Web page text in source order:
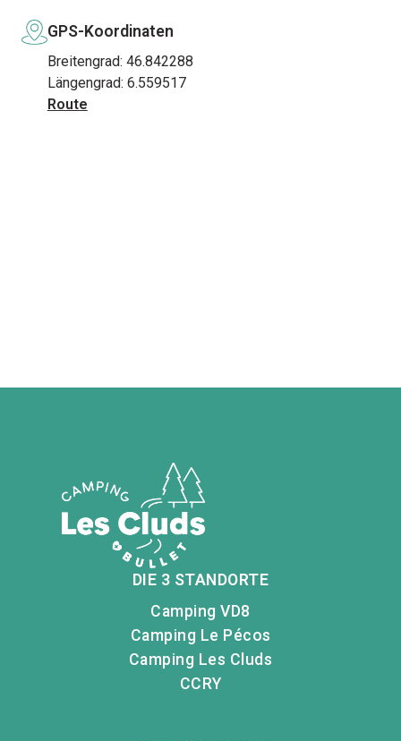
GPS-Koordinaten
Breitengrad: 46.842288
Längengrad: 6.559517
Route
DIE 3 STANDORTE
Camping VD8
Camping Le Pécos
Camping Les Cluds
CCRY